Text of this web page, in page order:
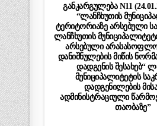
განკარგულება N11
“ლანჩხუთის
ტერიტორიაზე არსებული
ლანჩხუთის
არსებული
დანიშნულების მიწის
დადგენის შესახებ“
მუნიციპალიტეტის
დადგენილების
ადმინისტრაციული
თაობაზე”